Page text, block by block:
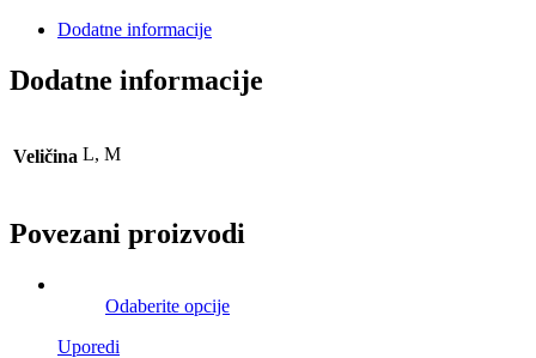
Dodatne informacije
Dodatne informacije
Veličina L, M
Povezani proizvodi
Odaberite opcije
Uporedi